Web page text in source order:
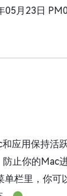
05月23日
应用保持活跃
防止你的Mac
单栏里，你可